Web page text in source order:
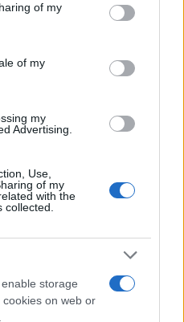
behaviour. You may click to
and its third-party tags to
purposes in below Google
of my
of my
my
Advertising.
Use,
of my
with the
storage
on web or